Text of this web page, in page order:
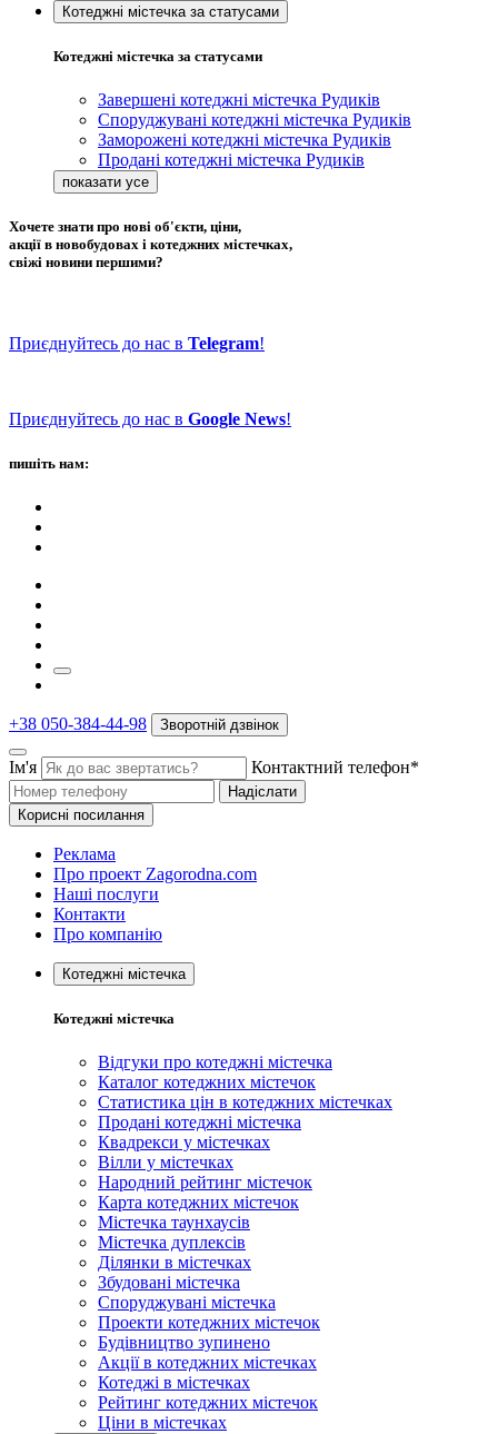
Котеджні містечка за статусами
Котеджні містечка за статусами
Завершені котеджні містечка Рудиків
Споруджувані котеджні містечка Рудиків
Заморожені котеджні містечка Рудиків
Продані котеджні містечка Рудиків
Хочете знати про нові об'єкти, ціни,
акції в новобудовах і котеджних містечках,
свіжі новини першими?
Приєднуйтесь до нас в Telegram!
Приєднуйтесь до нас в Google News!
пишіть нам:
+38 050-384-44-98 Зворотній дзвінок
Ім'я Контактний телефон*
Надіслати
Корисні посилання
Реклама
Про проект Zagorodna.com
Наші послуги
Контакти
Про компанію
Котеджні містечка
Котеджні містечка
Відгуки про котеджні містечка
Каталог котеджних містечок
Статистика цін в котеджних містечках
Продані котеджні містечка
Квадрекси у містечках
Вілли у містечках
Народний рейтинг містечок
Карта котеджних містечок
Містечка таунхаусів
Містечка дуплексів
Ділянки в містечках
Збудовані містечка
Споруджувані містечка
Проекти котеджних містечок
Будівництво зупинено
Акції в котеджних містечках
Котеджі в містечках
Рейтинг котеджних містечок
Ціни в містечках